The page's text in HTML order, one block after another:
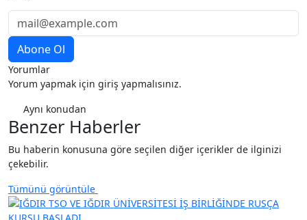
Yorumlar
Yorum yapmak için giriş yapmalısınız.
Aynı konudan
Benzer Haberler
Bu haberin konusuna göre seçilen diğer içerikler de ilginizi
çekebilir.
Tümünü görüntüle